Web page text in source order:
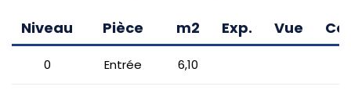
Niveau Pièce m2 Exp. Vue
0 Entrée 6,10